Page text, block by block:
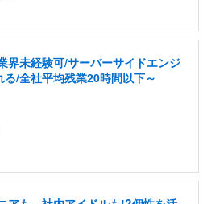
界未経験可/サーバーサイドエンジ
/全社平均残業20時間以下～